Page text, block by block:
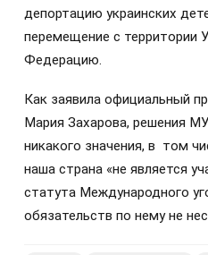
депортацию украинских
перемещение с территории
Федерацию.
Как заявила официальный
Мария Захарова, решения
никакого значения, в том
наша страна «не является
статута Международного
обязательств по нему не